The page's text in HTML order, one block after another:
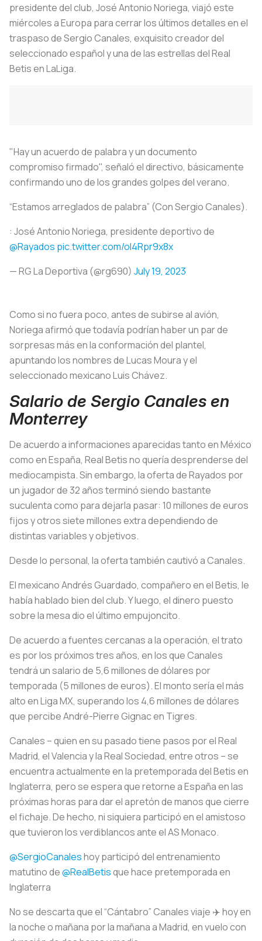
presidente del club, José Antonio Noriega, viajó este
miércoles a Europa para cerrar los últimos detalles en el
traspaso de Sergio Canales, exquisito creador del
seleccionado español y una de las estrellas del Real
Betis en LaLiga.
"Hay un acuerdo de palabra y un documento
compromiso firmado", señaló el directivo, básicamente
confirmando uno de los grandes golpes del verano.
“Estamos arreglados de palabra” (Con Sergio Canales).
️: José Antonio Noriega, presidente deportivo de
@Rayados pic.twitter.com/oI4Rpr9x8x
— RG La Deportiva (@rg690) July 19, 2023
Como si no fuera poco, antes de subirse al avión,
Noriega afirmó que todavía podrían haber un par de
sorpresas más en la conformación del plantel,
apuntando los nombres de Lucas Moura y el
seleccionado mexicano Luis Chávez.
Salario de Sergio Canales en
Monterrey
De acuerdo a informaciones aparecidas tanto en México
como en España, Real Betis no quería desprenderse del
mediocampista. Sin embargo, la oferta de Rayados por
un jugador de 32 años terminó siendo bastante
suculenta como para dejarla pasar: 10 millones de euros
fijos y otros siete millones extra dependiendo de
distintas variables y objetivos.
Desde lo personal, la oferta también cautivó a Canales.
El mexicano Andrés Guardado, compañero en el Betis, le
había hablado bien del club. Y luego, el dinero puesto
sobre la mesa dio el último empujoncito.
De acuerdo a fuentes cercanas a la operación, el trato
es por los próximos tres años, en los que Canales
tendrá un salario de 5,6 millones de dólares por
temporada (5 millones de euros). El monto sería el más
alto en Liga MX, superando los 4,6 millones de dólares
que percibe André-Pierre Gignac en Tigres.
Canales – quien en su pasado tiene pasos por el Real
Madrid, el Valencia y la Real Sociedad, entre otros – se
encuentra actualmente en la pretemporada del Betis en
Inglaterra, pero se espera que retorne a España en las
próximas horas para dar el apretón de manos que cierre
el fichaje. De hecho, ni siquiera participó en el amistoso
que tuvieron los verdiblancos ante el AS Monaco.
@SergioCanaleshoy participó del entrenamiento
matutino de@RealBetisque hace pretemporada en
Inglaterra
No se descarta que el “Cántabro” Canales viaje ✈️ hoy en
la noche o mañana por la mañana a Madrid, en vuelo con